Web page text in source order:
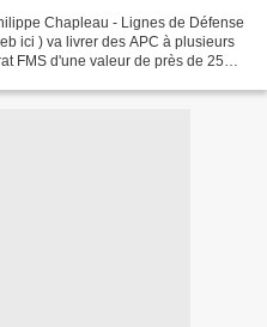
Chapleau - Lignes de Défense
ici ) va livrer des APC à plusieurs
FMS d'une valeur de près de 25